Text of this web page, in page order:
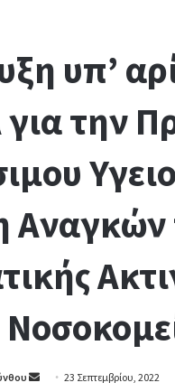
υπ’
την
23 Σεπτεμβρίου, 2022